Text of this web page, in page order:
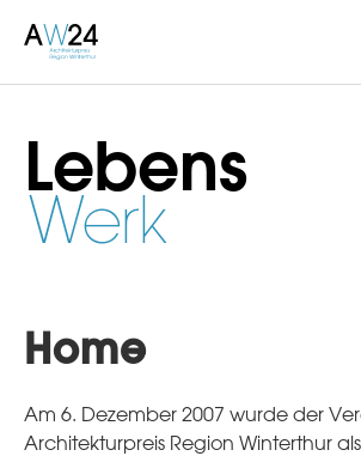
Lebens
Werk
Home
Am 6. Dezember 2007 wurde der
Architekturpreis Region Winterthur